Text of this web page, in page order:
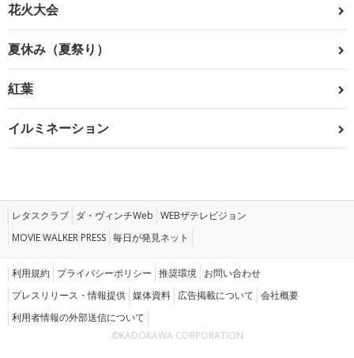
花火大会
夏休み（夏祭り）
紅葉
イルミネーション
レタスクラブ ダ・ヴィンチWeb WEBザテレビジョン
MOVIE WALKER PRESS 毎日が発見ネット
利用規約 プライバシーポリシー 推奨環境 お問い合わせ
プレスリリース・情報提供 媒体資料 広告掲載について 会社概要
利用者情報の外部送信について
©KADOKAWA CORPORATION